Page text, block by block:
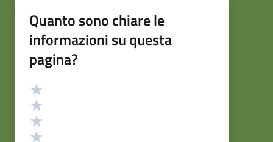
Quanto sono chiare le
informazioni su questa
pagina?
Valutazione